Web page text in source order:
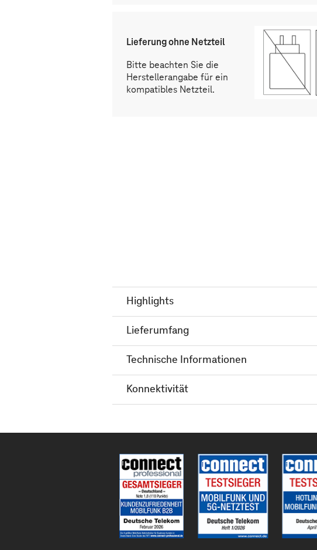
Lieferung ohne Netzteil
Bitte beachten Sie die
Herstellerangabe für ein
kompatibles Netzteil.
Highlights
Lieferumfang
Technische Informationen
Konnektivität